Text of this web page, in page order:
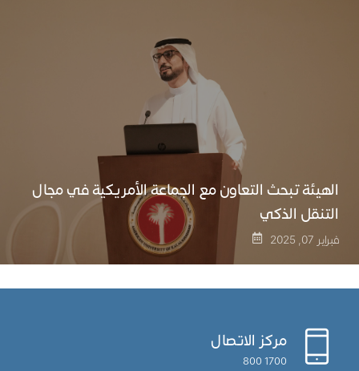
الهيئة تبحث التعاون مع الجماعة الأمريكية في مجال
التنقل الذكي
فبراير 07, 2025
مركز الاتصال
1700 800